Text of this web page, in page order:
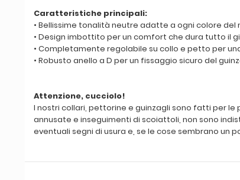
Caratteristiche principali:
• Bellissime tonalità neutre adatte a ogni colore del
• Design imbottito per un comfort che dura tutto il
• Completamente regolabile su collo e petto per
• Robusto anello a D per un fissaggio sicuro del
Attenzione, cucciolo!
I nostri collari, pettorine e guinzagli sono fatti per
annusate e inseguimenti di scoiattoli, non sono
eventuali segni di usura e, se le cose sembrano un